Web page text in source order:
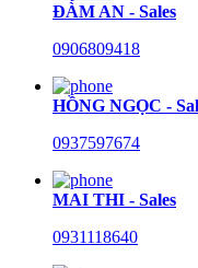
ĐÀM AN - Sales
0906809418
HỒNG NGỌC -
0937597674
MAI THI - Sales
0931118640